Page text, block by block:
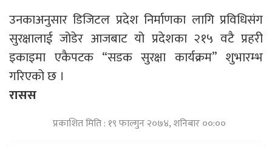
उनकाअनुसार डिजिटल प्रदेश निर्माणका लागि प्रविधिसंग
सुरक्षालाई जोडेर आजबाट यो प्रदेशका २१५ वटै प्रहरी
इकाइमा एकैपटक “सडक सुरक्षा कार्यक्रम” शुभारम्भ
गरिएको छ ।
रासस
प्रकाशित मिति : १९ फाल्गुन २०७४, शनिबार ००:००